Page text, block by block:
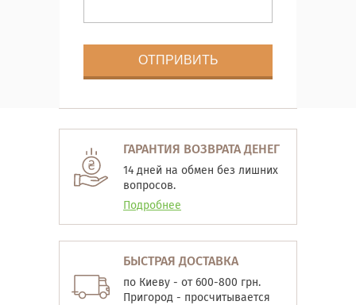
ГАРАНТИЯ ВОЗВРАТА ДЕНЕГ
14 дней на обмен без лишних
вопросов.
Подробнее
БЫСТРАЯ ДОСТАВКА
по Киеву - от 600-800 грн.
Пригород - просчитывается